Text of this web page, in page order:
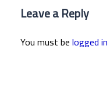
Leave a Reply
You must belogged in